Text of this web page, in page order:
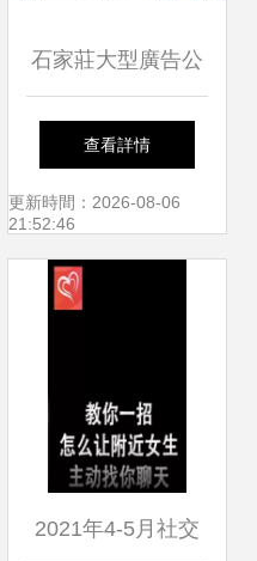
石家莊大型廣告公
司綜合服務指南 實
力廠家、服務項目
與價格解析
查看詳情
更新時間：2026-08-06
21:52:46
2021年4-5月社交